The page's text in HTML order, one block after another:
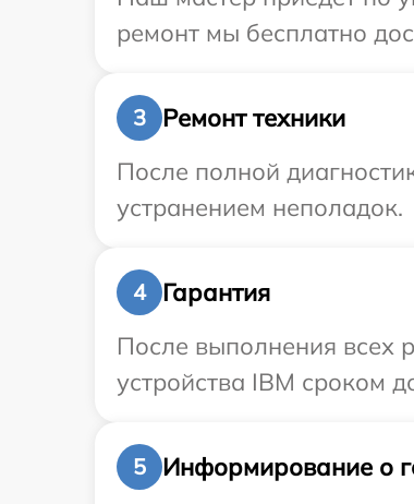
ремонт мы бесплатно
3
Ремонт техники
После полной
устранением неполадок.
4
Гарантия
После выполнения всех
устройства IBM сроком
5
Информирование о